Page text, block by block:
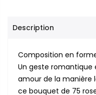
Description
Composition en
Un geste romantique
amour de la manière
ce bouquet de 75